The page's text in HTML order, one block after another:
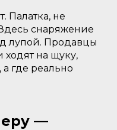
Палатка, не
снаряжение
лупой. Продавцы
на щуку,
а где реально
—